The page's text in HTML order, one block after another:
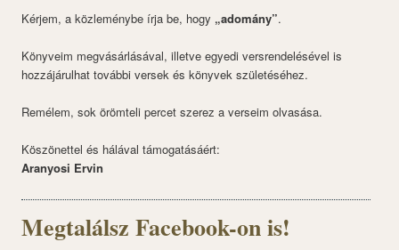
Kérjem, a közleménybe írja be, hogy „adomány”.
Könyveim megvásárlásával, illetve egyedi versrendelésével is
hozzájárulhat további versek és könyvek születéséhez.
Remélem, sok örömteli percet szerez a verseim olvasása.
Köszönettel és hálával támogatásáért:
Aranyosi Ervin
Megtalálsz Facebook-on is!